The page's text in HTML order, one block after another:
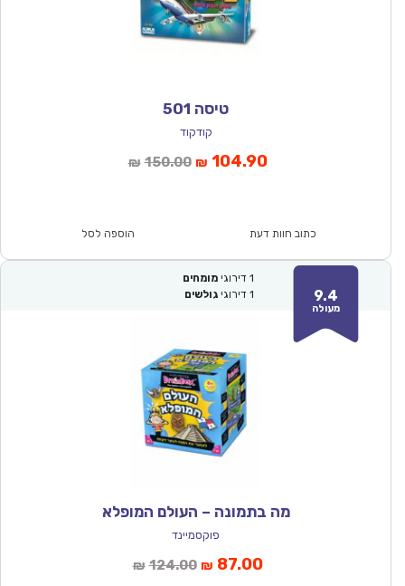
טיסה 501
קודקוד
₪ 150.00המחיר
₪150.00.
₪ 104.90המחיר
כתוב חוות דעת הוספה לסל
9.4
מעולה
1 דירוגי מומחים
1 דירוגי גולשים
מה בתמונה – העולם המופלא
פוקסמיינד
₪ 124.00המחיר
₪ 87.00המחיר